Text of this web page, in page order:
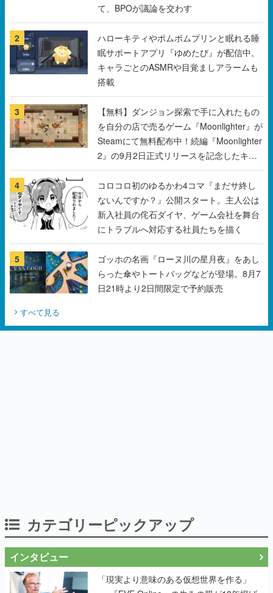
て、BPOが議論を交わす
2
ハローキティやポムポムプリンと眠れる睡
眠サポートアプリ『ゆめたび』が配信中。
キャラごとのASMRや目覚ましアラームも
搭載
3
【無料】ダンジョン探索で手に入れたもの
を自分の店で売るゲーム『Moonlighter』が
Steamにて無料配布中！続編『Moonlighter
2』の9月2日正式リリースを記念したキャ
ンペーン
4
コロコロ初のゆるかわ4コマ『まだサ終し
ないんですか？』公開スタート。主人公は
新入社員の侘石ダイヤ、ゲーム会社を舞台
にトラブルへ対応する社員たちを描く
5
ゴッホの名画『ローヌ川の星月夜』をあし
らった傘やトートバッグなどが登場。8月7
日21時より2日間限定で予約販売
すべて見る
カテゴリーピックアップ
インタビュー
「現実より意味のある仮想世界を作る」